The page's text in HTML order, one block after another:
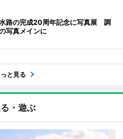
路の完成20周年記念に写真展 調
写真メインに
と見る
・遊ぶ